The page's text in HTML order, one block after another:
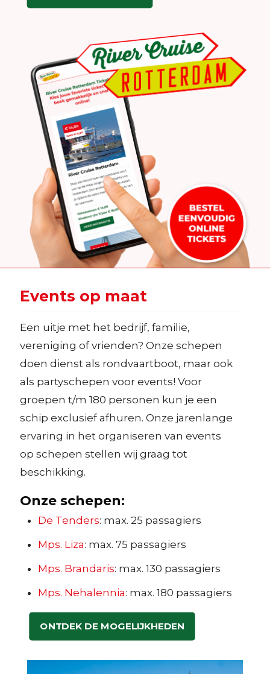
Events op maat
Een uitje met het bedrijf, familie,
vereniging of vrienden? Onze schepen
doen dienst als rondvaartboot, maar ook
als partyschepen voor events! Voor
groepen t/m 180 personen kun je een
schip exclusief afhuren. Onze jarenlange
ervaring in het organiseren van events
op schepen stellen wij graag tot
beschikking.
Onze schepen:
De Tenders: max. 25 passagiers
Mps. Liza: max. 75 passagiers
Mps. Brandaris: max. 130 passagiers
Mps. Nehalennia: max. 180 passagiers
ONTDEK DE MOGELIJKHEDEN